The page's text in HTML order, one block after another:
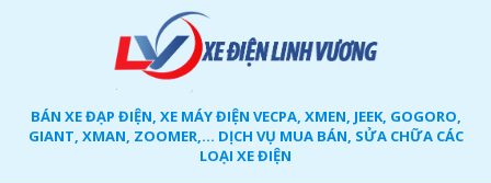
BÁN XE ĐẠP ĐIỆN, XE MÁY ĐIỆN VECPA, XMEN, JEEK, GOGORO,
GIANT, XMAN, ZOOMER,... DỊCH VỤ MUA BÁN, SỬA CHỮA CÁC
LOẠI XE ĐIỆN